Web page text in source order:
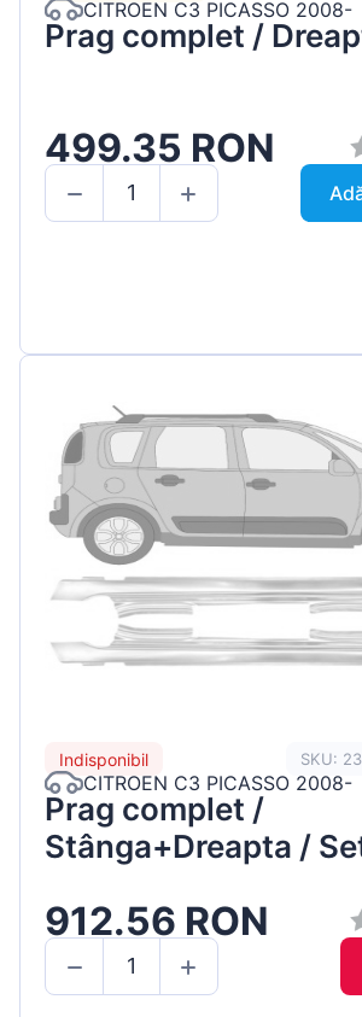
CITROEN C3 PICASSO 2008-
Prag complet /
499.35 RON
Indisponibil SKU:
CITROEN C3 PICASSO 2008-
Prag complet /
Stânga+Dreapta /
912.56 RON